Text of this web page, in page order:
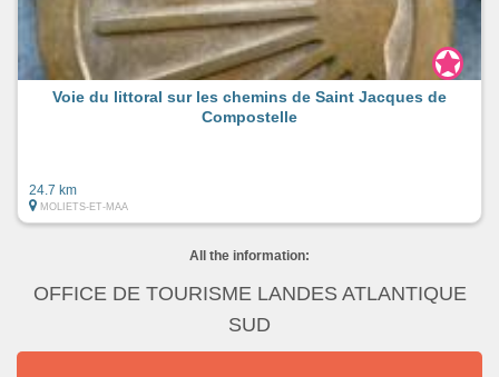
Voie du littoral sur les chemins de Saint Jacques de
Compostelle
24.7 km
MOLIETS-ET-MAA
All the information:
OFFICE DE TOURISME LANDES ATLANTIQUE
SUD